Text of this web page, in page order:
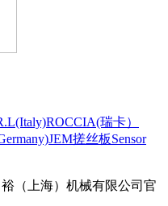
ROCCIA(瑞卡）
JEM搓丝板Sensor
（上海）机械有限公司官